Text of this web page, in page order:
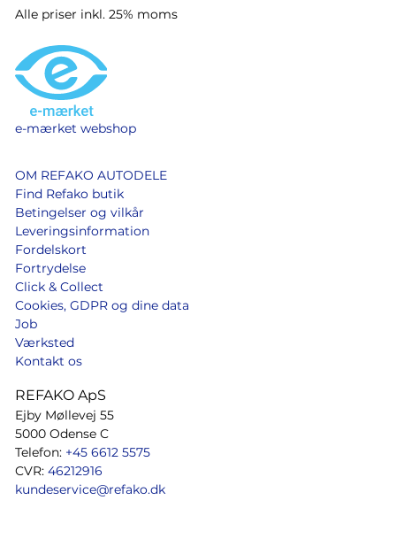
Alle priser inkl. 25% moms
e-mærket webshop
OM REFAKO AUTODELE
Find Refako butik
Betingelser og vilkår
Leveringsinformation
Fordelskort
Fortrydelse
Click & Collect
Cookies, GDPR og dine data
Job
Værksted
Kontakt os
REFAKO ApS
Ejby Møllevej 55
5000 Odense C
Telefon: +45 6612 5575
CVR: 46212916
kundeservice@refako.dk